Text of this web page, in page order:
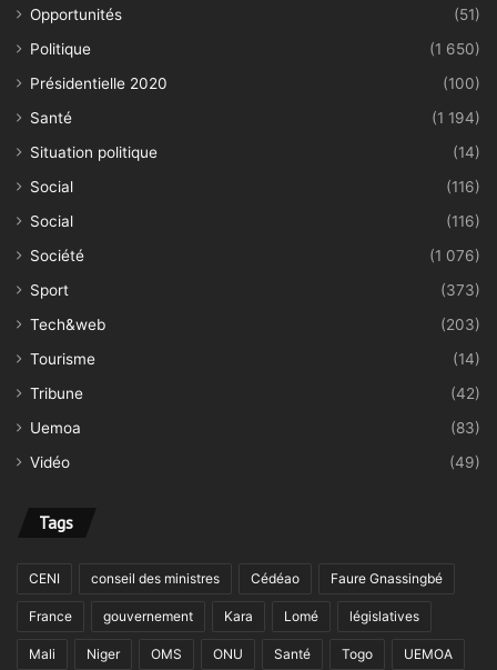
Opportunités
(51)
Politique
(1 650)
Présidentielle 2020
(100)
Santé
(1 194)
Situation politique
(14)
Social
(116)
Social
(116)
Société
(1 076)
Sport
(373)
Tech&web
(203)
Tourisme
(14)
Tribune
(42)
Uemoa
(83)
Vidéo
(49)
Tags
CENI conseil des ministres Cédéao Faure Gnassingbé
France gouvernement Kara Lomé législatives
Mali Niger OMS ONU Santé Togo UEMOA